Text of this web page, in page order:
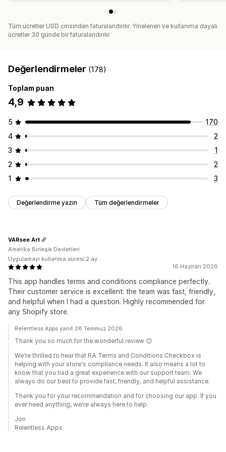
Tüm ücretler USD cinsinden faturalandırılır. Yinelenen ve kullanıma dayalı
ücretler 30 günde bir faturalandırılır.
Değerlendirmeler (178)
Toplam puan
4,9
5
170
4
2
3
1
2
2
1
3
Değerlendirme yazın Tüm değerlendirmeler
16 Haziran 2026
This app handles terms and conditions compliance perfectly.
Their customer service is excellent: the team was fast, friendly,
and helpful when I had a question. Highly recommended for
any Shopify store.
VARsee Art
Amerika Birleşik Devletleri
Uygulamayı kullanma süresi:2 ay
Relentless Apps yanıt 28 Temmuz 2026
Thank you so much for the wonderful review 😊
We're thrilled to hear that RA Terms and Conditions Checkbox is
helping with your store's compliance needs. It also means a lot to
know that you had a great experience with our support team. We
always do our best to provide fast, friendly, and helpful assistance.
Thank you for your recommendation and for choosing our app. If you
ever need anything, we're always here to help.
Jon
Relentless Apps